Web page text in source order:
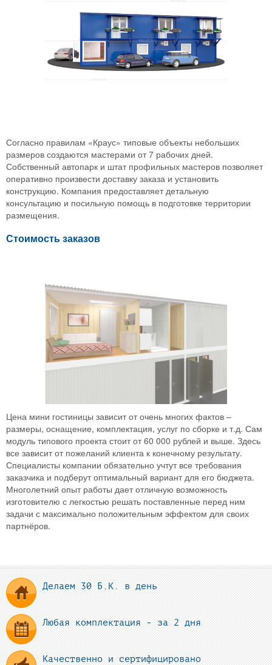
Согласно правилам «Краус» типовые объекты небольших
размеров создаются мастерами от 7 рабочих дней.
Собственный автопарк и штат профильных мастеров позволяет
оперативно произвести доставку заказа и установить
конструкцию. Компания предоставляет детальную
консультацию и посильную помощь в подготовке территории
размещения.
Стоимость заказов
Цена мини гостиницы зависит от очень многих фактов –
размеры, оснащение, комплектация, услуг по сборке и т.д. Сам
модуль типового проекта стоит от 60 000 рублей и выше. Здесь
все зависит от пожеланий клиента к конечному результату.
Специалисты компании обязательно учтут все требования
заказчика и подберут оптимальный вариант для его бюджета.
Многолетний опыт работы дает отличную возможность
изготовителю с легкостью решать поставленные перед ним
задачи с максимально положительным эффектом для своих
партнёров.
Делаем 30 Б.К. в день
Любая комплектация - за 2 дня
Качественно и сертифицировано